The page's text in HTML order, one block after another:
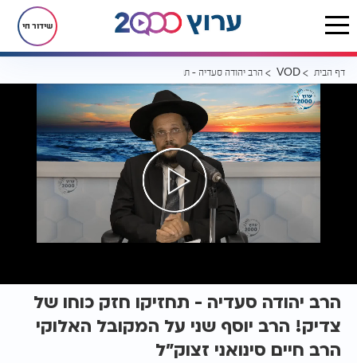
שידור חי
דף הבית VOD הרב יהודה סעדיה - תחזיקו חזק כוחו של צדיק! הרב יוסף שני על המקובל
הרב יהודה סעדיה - תחזיקו חזק כוחו של
צדיק! הרב יוסף שני על המקובל האלוקי
הרב חיים סינואני זצוק"ל